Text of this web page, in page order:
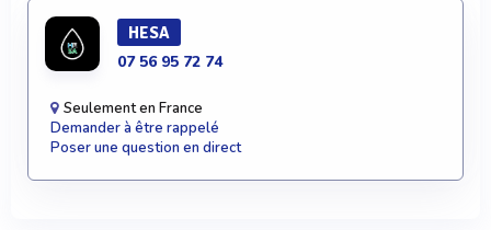
HESA
07 56 95 72 74
Seulement en France
Demander à être rappelé
Poser une question en direct